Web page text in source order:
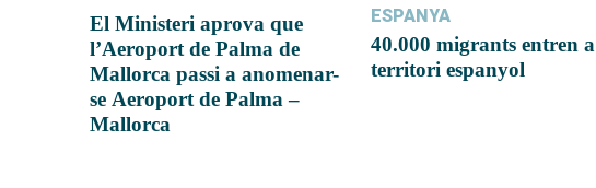
El Ministeri aprova que
l’Aeroport de Palma de
Mallorca passi a anomenar-
se Aeroport de Palma –
Mallorca
ESPANYA
40.000 migrants entren a
territori espanyol